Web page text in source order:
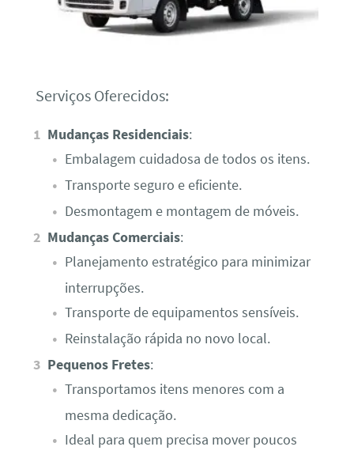
Serviços Oferecidos:
Mudanças Residenciais:
Embalagem cuidadosa de todos os itens.
Transporte seguro e eficiente.
Desmontagem e montagem de móveis.
Mudanças Comerciais:
Planejamento estratégico para minimizar
interrupções.
Transporte de equipamentos sensíveis.
Reinstalação rápida no novo local.
Pequenos Fretes:
Transportamos itens menores com a
mesma dedicação.
Ideal para quem precisa mover poucos